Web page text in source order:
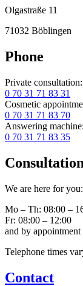
Olgastraße 11
71032 Böblingen
Phone
Private consultation:
0 70 31 71 83 31
Cosmetic
0 70 31 71 83 70
Answering machine:
0 70 31 71 83 35
We are here for you:
Mo – Th: 08:00 –
Fr: 08:00 – 12:00
and by appointment
Telephone times
Contact